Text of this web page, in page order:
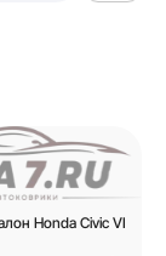
Honda Civic VI